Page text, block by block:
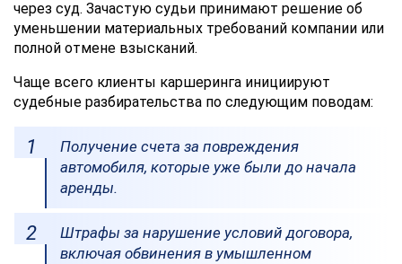
через суд. Зачастую судьи принимают решение об
уменьшении материальных требований компании или
полной отмене взысканий.
Чаще всего клиенты каршеринга инициируют
судебные разбирательства по следующим поводам:
Получение счета за повреждения
автомобиля, которые уже были до начала
аренды.
Штрафы за нарушение условий договора,
включая обвинения в умышленном